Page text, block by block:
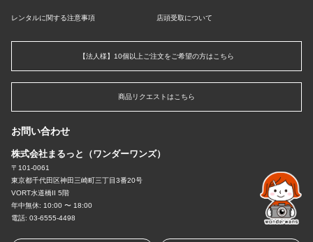
レンタルに関する注意事項 店頭受取について
【法人様】10個以上ご注文をご希望の方はこちら
商品リクエストはこちら
お問い合わせ
株式会社まるっと（ワンダーワンズ）
〒101-0061
東京都千代田区神田三崎町三丁目3番20号
VORT水道橋II 5階
年中無休: 10:00 〜 18:00
電話: 03-6555-4498